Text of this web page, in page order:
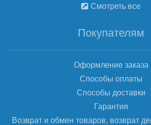
Смотреть все
Покупателям
Оформление заказа
Способы оплаты
Способы доставки
Гарантия
Возврат и обмен товаров, возврат